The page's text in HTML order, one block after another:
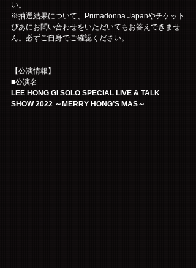
い。
※抽選結果について、Primadonna Japanやチケット
ぴあにお問い合わせをいただいてもお答えできませ
ん。必ずご自身でご確認ください。
【公演情報】
■公演名
LEE HONG GI SOLO SPECIAL LIVE & TALK
SHOW 2022 ～MERRY HONG’S MAS～